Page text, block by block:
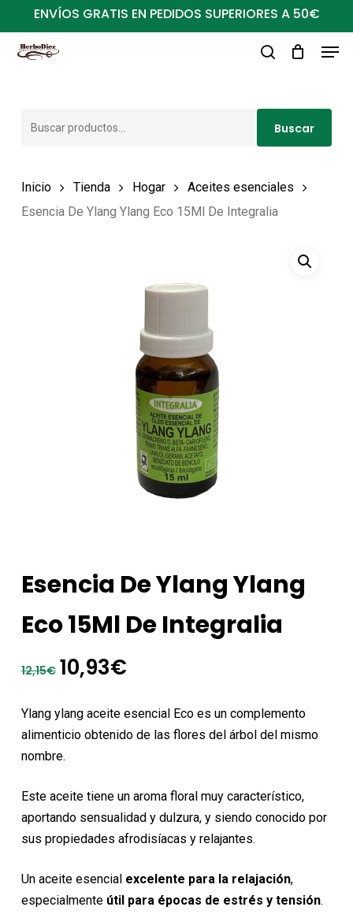
al
contenido
ENVÍOS GRATIS EN PEDIDOS SUPERIORES A 50€
Buscar
Inicio Tienda Hogar
Aceites esenciales
Esencia De Ylang Ylang Eco 15Ml De Integralia
Esencia De Ylang Ylang
Eco 15Ml De Integralia
12,15€ El
original
era:
12,15€.
10,93€El
actual
es:
Ylang ylang aceite esencial Eco es un complemento
alimenticio obtenido de las flores del árbol del mismo
nombre.
Este aceite tiene un aroma floral muy característico,
aportando sensualidad y dulzura, y siendo conocido por
sus propiedades afrodisíacas y relajantes.
Un aceite esencial excelente para la relajación,
especialmente útil para épocas de estrés y tensión.
Close